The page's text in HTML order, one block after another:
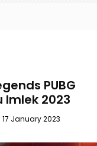
PUBG
Imlek 2023
17 January 2023